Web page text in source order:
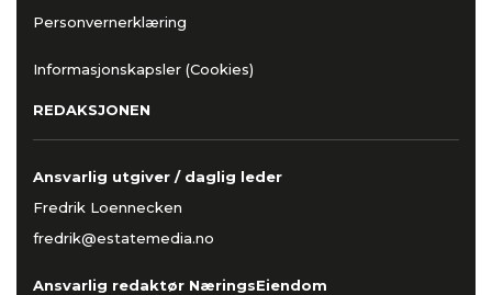
Personvernerklæring
Informasjonskapsler (Cookies)
REDAKSJONEN
Ansvarlig utgiver / daglig leder
Fredrik Loennecken
fredrik@estatemedia.no
Ansvarlig redaktør NæringsEiendom